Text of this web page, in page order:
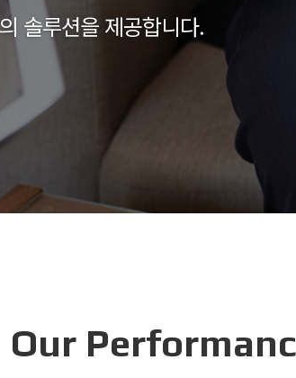
솔루션을 제공합니다.
Our